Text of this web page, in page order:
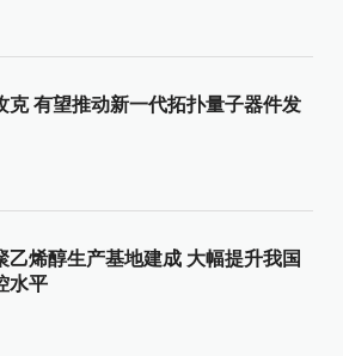
克 有望推动新一代拓扑量子器件发
乙烯醇生产基地建成 大幅提升我国
水平